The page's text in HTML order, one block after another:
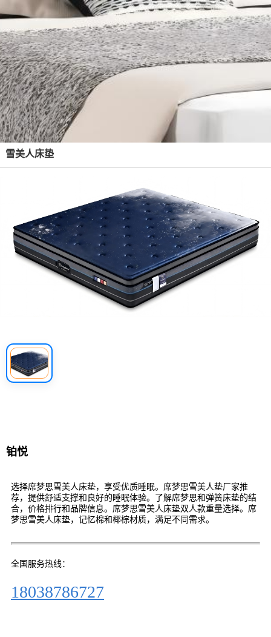
雪美人床垫
铂悦
选择席梦思雪美人床垫，享受优质睡眠。席梦思雪美人垫厂家推
荐，提供舒适支撑和良好的睡眠体验。了解席梦思和弹簧床垫的结
合，价格排行和品牌信息。席梦思雪美人床垫双人款重量选择。席
梦思雪美人床垫，记忆棉和椰棕材质，满足不同需求。
全国服务热线：
18038786727